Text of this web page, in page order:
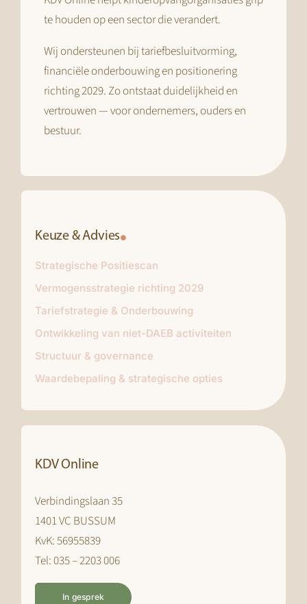
te houden op een sector die verandert.
Wij ondersteunen bij tariefbesluitvorming,
financiële onderbouwing en positionering
richting 2029. Zo ontstaat duidelijkheid en
vertrouwen — voor ondernemers, ouders en
bestuur.
Keuze & Advies
Strategische Positiescan
Vermogensstrategie richting 2029
Tariefstrategie & Onderbouwing
Ontwikkeling van niet-DAEB activiteiten
Structuur & governance
Waardebepaling & strategische opties
KDV Online
Verbindingslaan 35
1401 VC BUSSUM
KvK: 56955839
Tel: 035 – 2203 006
In gesprek